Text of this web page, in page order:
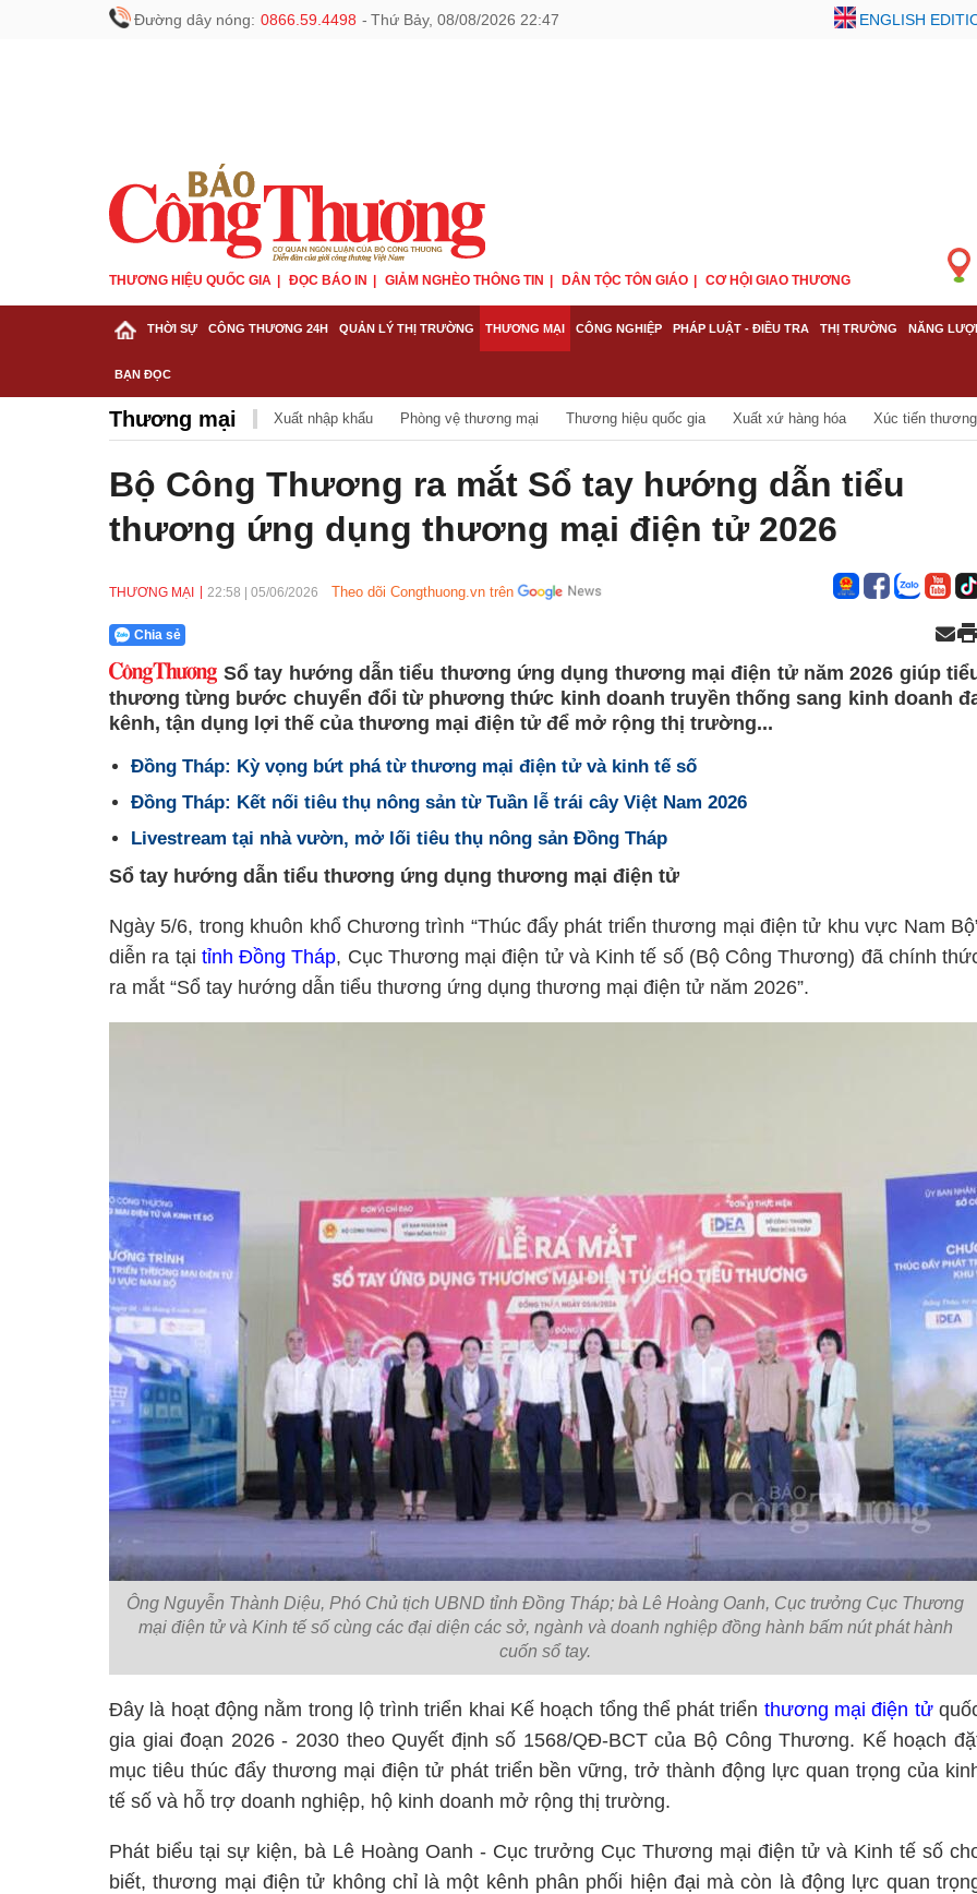
Đường dây nóng: 0866.59.4498 - Thứ Bảy, 08/08/2026 22:47 ENGLISH
THƯƠNG HIỆU QUỐC GIA ĐỌC BÁO IN GIẢM NGHÈO THÔNG TIN DÂN TỘC TÔN GIÁO CƠ HỘI GIAO THƯƠNG
THỜI SỰ CÔNG THƯƠNG 24H QUẢN LÝ THỊ TRƯỜNG THƯƠNG MẠI CÔNG NGHIỆP PHÁP LUẬT - ĐIỀU TRA THỊ TRƯỜNG NĂNG
BẠN ĐỌC
Thương mại Xuất nhập khẩu Phòng vệ thương mại Thương hiệu quốc gia Xuất xứ hàng hóa Xúc tiến
Bộ Công Thương ra mắt Sổ tay hướng dẫn tiểu
thương ứng dụng thương mại điện tử 2026
THƯƠNG MẠI 22:58 05/06/2026 Theo dõi Congthuong.vn trên
Chia sẻ
Sổ tay hướng dẫn tiểu thương ứng dụng thương mại điện tử năm 2026 giúp
thương từng bước chuyển đổi từ phương thức kinh doanh truyền thống sang kinh doanh
kênh, tận dụng lợi thế của thương mại điện tử để mở rộng thị trường...
Đồng Tháp: Kỳ vọng bứt phá từ thương mại điện tử và kinh tế số
Đồng Tháp: Kết nối tiêu thụ nông sản từ Tuần lễ trái cây Việt Nam 2026
Livestream tại nhà vườn, mở lối tiêu thụ nông sản Đồng Tháp
Sổ tay hướng dẫn tiểu thương ứng dụng thương mại điện tử
Ngày 5/6, trong khuôn khổ Chương trình “Thúc đẩy phát triển thương mại điện tử khu vực Nam
diễn ra tại tỉnh Đồng Tháp, Cục Thương mại điện tử và Kinh tế số (Bộ Công Thương) đã chính
ra mắt “Sổ tay hướng dẫn tiểu thương ứng dụng thương mại điện tử năm 2026”.
Ông Nguyễn Thành Diệu, Phó Chủ tịch UBND tỉnh Đồng Tháp; bà Lê Hoàng Oanh, Cục trưởng Cục Thương
mại điện tử và Kinh tế số cùng các đại diện các sở, ngành và doanh nghiệp đồng hành bấm nút phát hành
cuốn sổ tay.
Đây là hoạt động nằm trong lộ trình triển khai Kế hoạch tổng thể phát triển thương mại điện tử
gia giai đoạn 2026 - 2030 theo Quyết định số 1568/QĐ-BCT của Bộ Công Thương. Kế hoạch
mục tiêu thúc đẩy thương mại điện tử phát triển bền vững, trở thành động lực quan trọng của
tế số và hỗ trợ doanh nghiệp, hộ kinh doanh mở rộng thị trường.
Phát biểu tại sự kiện, bà Lê Hoàng Oanh - Cục trưởng Cục Thương mại điện tử và Kinh tế số
biết, thương mại điện tử không chỉ là một kênh phân phối hiện đại mà còn là động lực quan